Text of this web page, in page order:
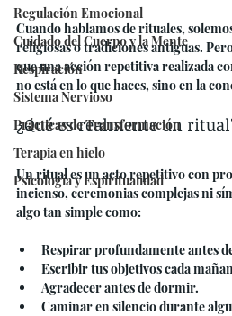
Regulación Emocional
Cuidado del Cuerpo y la Mente
Respiración
Sistema Nervioso
Prácticas de Transformación
Terapia en hielo
Psicología y Espiritualidad
Cuando hablamos de rituales,
religiosas o tradiciones antiguas.
que una acción repetitiva realizada
no está en lo que haces, sino en la
¿Qué es realmente un
Un ritual es un acto repetitivo con
incienso, ceremonias complejas ni
algo tan simple como:
Respirar profundamente antes
Escribir tus objetivos cada
Agradecer antes de dormir.
Caminar en silencio durante